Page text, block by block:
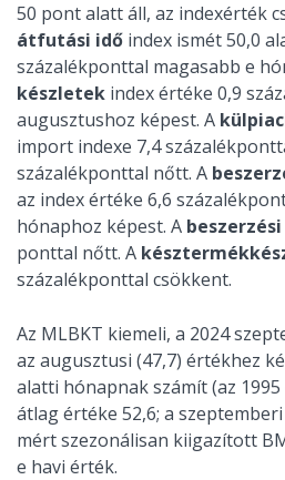
50 pont alatt áll, az indexérték
átfutási idő index ismét 50,0
százalékponttal magasabb e
készletek index értéke 0,9
augusztushoz képest. A
import indexe 7,4
százalékponttal nőtt. A
az index értéke 6,6
hónaphoz képest. A
ponttal nőtt. A
százalékponttal csökkent.
Az MLBKT kiemeli, a 2024
az augusztusi (47,7) értékhez
alatti hónapnak számít (az
átlag értéke 52,6; a
mért szezonálisan kiigazított
e havi érték.